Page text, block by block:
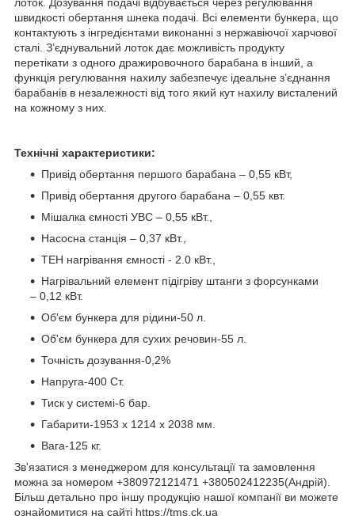
швидкості обертання шнека подачі. Всі елементи бункера, що
контактують з інгредієнтами виконанні з нержавіючої харчової
сталі. З’єднувальний лоток дає можливість продукту
перетікати з одного дражировочного барабана в інший, а
функція регулювання нахилу забезпечує ідеальне з’єднання
барабанів в незалежності від того який кут нахилу висталений
на кожному з них.
Технічні характеристики:
Привід обертання першого барабана – 0,55 кВт,
Привід обертання другого барабана – 0,55 квт.
Мішалка ємності УВС – 0,55 кВт.,
Насосна станція – 0,37 кВт.,
ТЕН нагрівання ємності - 2.0 кВт.,
Нагрівальний елемент підігріву штанги з форсунками
– 0,12 кВт.
Об'єм бункера для рідини-50 л.
Об'єм бункера для сухих речовин-55 л.
Точність дозування-0,2%
Напруга-400 Ст.
Тиск у системі-6 бар.
Габарити-1953 х 1214 х 2038 мм.
Вага-125 кг.
Зв'язатися з менеджером для консультації та замовлення
можна за номером +380972121471 +380502412235(Андрій).
Більш детально про іншу продукцію нашої компанії ви можете
ознайомитися на сайті https://tms.ck.ua